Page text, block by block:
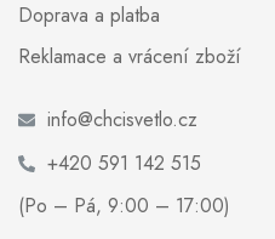
Doprava a platba
Reklamace a vrácení zboží
info@chcisvetlo.cz
+420 591 142 515
(Po – Pá, 9:00 – 17:00)